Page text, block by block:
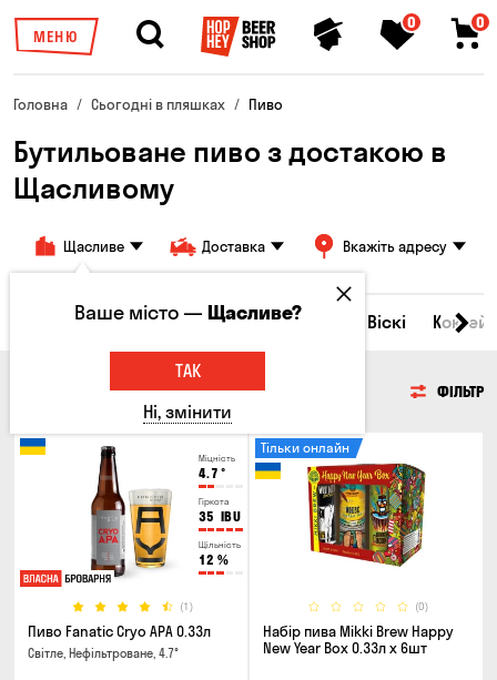
МЕНЮ
0 0
Головна Сьогодні в пляшках Пиво
Бутильоване пиво з достакою в
Щасливому
Щасливе Доставка Вкажіть адресу
Всі товари Пиво Сидр Віскі
ФІЛЬТР
Міцність
4.7 °
Гіркота
35 IBU
Щільність
12 %
(1)
Пиво Fanatic Cryo APA 0.33л
Світле, Нефільтроване, 4.7°
(0)
Тільки онлайн
Набір пива Mikki Brew Happy
New Year Box 0.33л x 6шт
Ваше місто —Щасливе?
ТАК
Ні, змінити